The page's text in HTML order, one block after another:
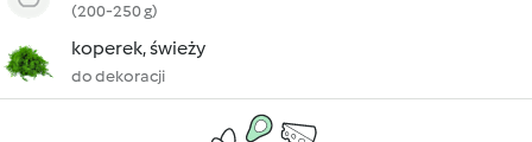
(200-250 g)
koperek, świeży
do dekoracji